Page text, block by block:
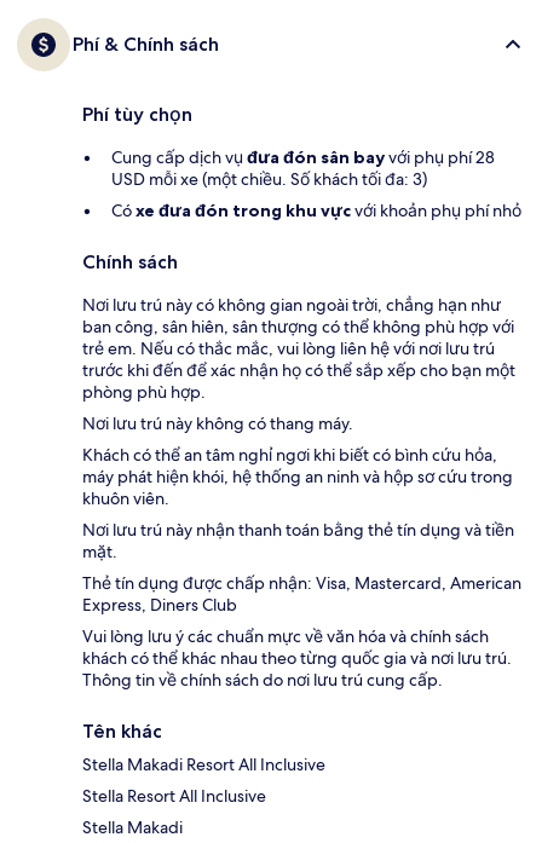
Phí & Chính sách
Phí tùy chọn
Cung cấp dịch vụ đưa đón sân bayvới phụ phí 28
USD mỗi xe (một chiều. Số khách tối đa: 3)
Cóxe đưa đón trong khu vựcvới khoản phụ phí nhỏ
Chính sách
Nơi lưu trú này có không gian ngoài trời, chẳng hạn như
ban công, sân hiên, sân thượng có thể không phù hợp với
trẻ em. Nếu có thắc mắc, vui lòng liên hệ với nơi lưu trú
trước khi đến để xác nhận họ có thể sắp xếp cho bạn một
phòng phù hợp.
Nơi lưu trú này không có thang máy.
Khách có thể an tâm nghỉ ngơi khi biết có bình cứu hỏa,
máy phát hiện khói, hệ thống an ninh và hộp sơ cứu trong
khuôn viên.
Nơi lưu trú này nhận thanh toán bằng thẻ tín dụng và tiền
mặt.
Thẻ tín dụng được chấp nhận: Visa, Mastercard, American
Express, Diners Club
Vui lòng lưu ý các chuẩn mực về văn hóa và chính sách
khách có thể khác nhau theo từng quốc gia và nơi lưu trú.
Thông tin về chính sách do nơi lưu trú cung cấp.
Tên khác
Stella Makadi Resort All Inclusive
Stella Resort All Inclusive
Stella Makadi